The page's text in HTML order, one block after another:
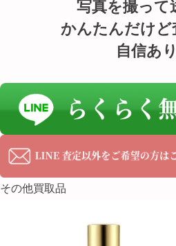
写真を撮って
かんたんだけど
自信あ
その他買取品